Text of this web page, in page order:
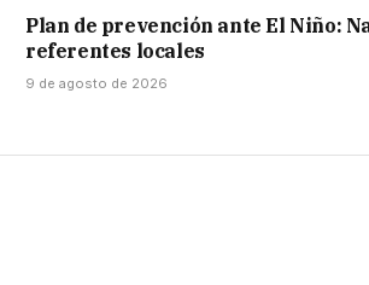
Plan de prevención ante El Niño:
referentes locales
9 de agosto de 2026